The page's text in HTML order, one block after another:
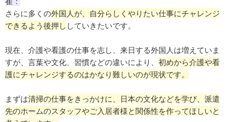
さらに多くの外国人が、自分らしくやりたい仕事にチャレンジ
できるよう後押し していきたいです。
現在、介護や看護の仕事を志し、来日する外国人は増えていま
すが、言葉や文化、習慣などの違いにより、 初めから介護や看
護にチャレンジするのはかなり難しいのが現状です。
まずは清掃の仕事をきっかけに、日本の文化などを学び、派遣
先のホームのスタッフやご入居者様と関係性を作ってほしいと